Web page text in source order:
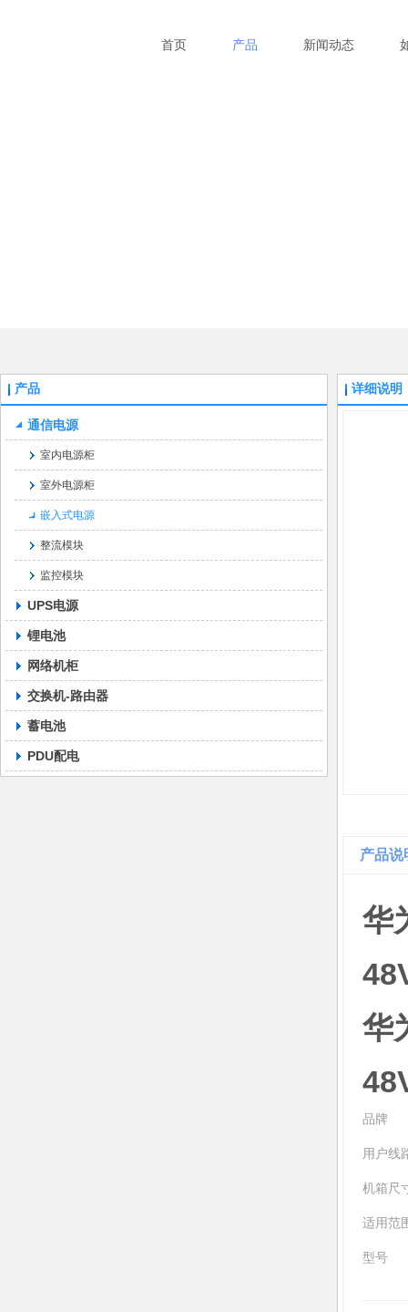
首页 产品 新闻动态
产品
通信电源
室内电源柜
室外电源柜
嵌入式电源
整流模块
监控模块
UPS电源
锂电池
网络机柜
交换机-路由器
蓄电池
PDU配电
详细说明
产品说
华
华
品牌
用户线
机箱尺
适用范
型号